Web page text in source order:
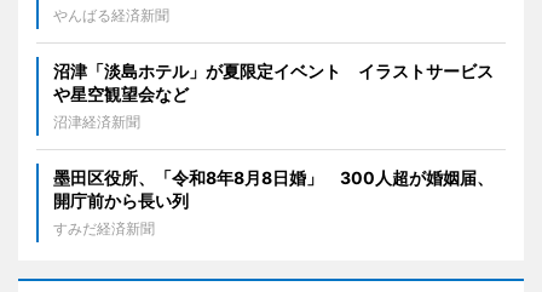
やんばる経済新聞
沼津「淡島ホテル」が夏限定イベント イラストサービス
や星空観望会など
沼津経済新聞
墨田区役所、「令和8年8月8日婚」 300人超が婚姻届、
開庁前から長い列
すみだ経済新聞